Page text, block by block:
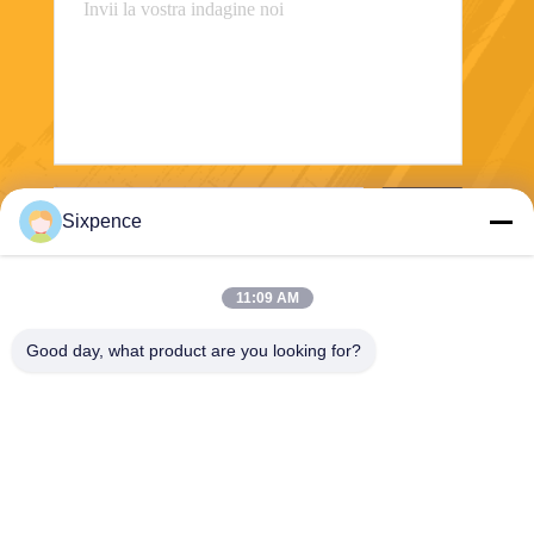
Sixpence
11:09 AM
Good day, what product are you looking for?